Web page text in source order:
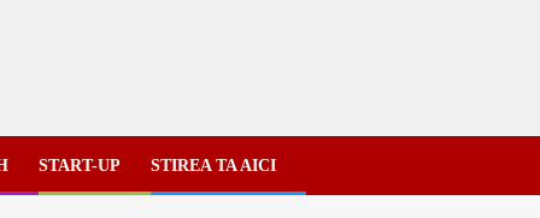
START-UP STIREA TA AICI